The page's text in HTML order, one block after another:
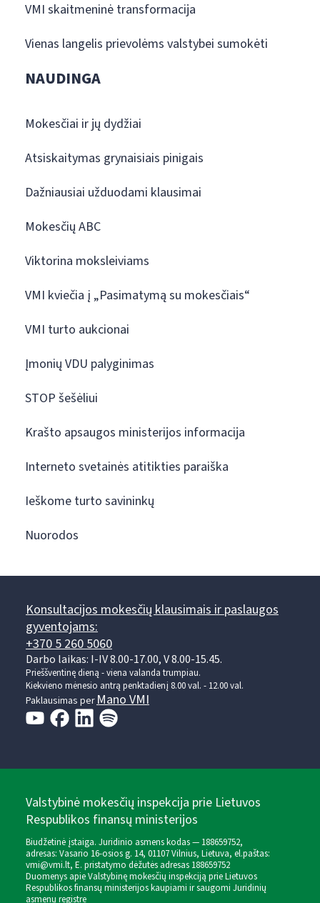
VMI skaitmeninė transformacija
Vienas langelis prievolėms valstybei sumokėti
NAUDINGA
Mokesčiai ir jų dydžiai
Atsiskaitymas grynaisiais pinigais
Dažniausiai užduodami klausimai
Mokesčių ABC
Viktorina moksleiviams
VMI kviečia į „Pasimatymą su mokesčiais“
VMI turto aukcionai
Įmonių VDU palyginimas
STOP šešėliui
Krašto apsaugos ministerijos informacija
Interneto svetainės atitikties paraiška
Ieškome turto savininkų
Nuorodos
Konsultacijos mokesčių klausimais ir paslaugos
gyventojams:
+370 5 260 5060
Darbo laikas: I-IV 8.00-17.00, V 8.00-15.45.
Prieššventinę dieną - viena valanda trumpiau.
Kiekvieno mėnesio antrą penktadienį 8.00 val. - 12.00 val.
Paklausimas perMano VMI
Valstybinė mokesčių inspekcija prie Lietuvos
Respublikos finansų ministerijos
Biudžetinė įstaiga. Juridinio asmens kodas — 188659752,
adresas: Vasario 16-osios g. 14, 01107 Vilnius, Lietuva, el.paštas:
vmi@vmi.lt, E. pristatymo dėžutės adresas 188659752
Duomenys apie Valstybinę mokesčių inspekciją prie Lietuvos
Respublikos finansų ministerijos kaupiami ir saugomi Juridinių
asmenų registre